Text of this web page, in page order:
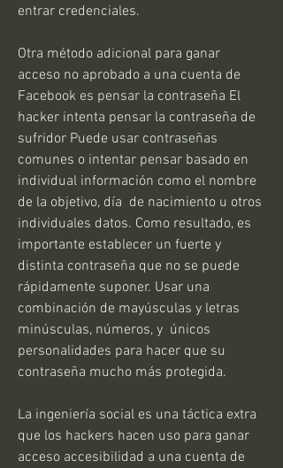
entrar credenciales.
Otra método adicional para ganar
acceso no aprobado a una cuenta de
Facebook es pensar la contraseña El
hacker intenta pensar la contraseña de
sufridor Puede usar contraseñas
comunes o intentar pensar basado en
individual información como el nombre
de la objetivo, día  de nacimiento u otros
individuales datos. Como resultado, es
importante establecer un fuerte y
distinta contraseña que no se puede
rápidamente suponer. Usar una
combinación de mayúsculas y letras
minúsculas, números, y  únicos
personalidades para hacer que su
contraseña mucho más protegida.
La ingeniería social es una táctica extra
que los hackers hacen uso para ganar
acceso accesibilidad a una cuenta de